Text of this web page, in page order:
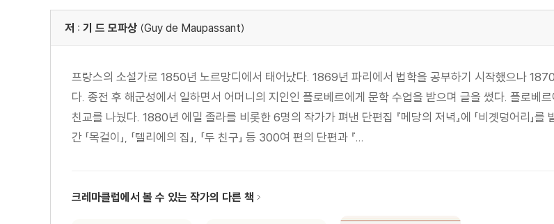
저 : 기 드 모파상 (Guy de Maupassant)
프랑스의 소설가로 1850년 노르망디에서 태어났다. 1869년 파리에서 법학을 공부하기 시작했으나
다. 종전 후 해군성에서 일하면서 어머니의 지인인 플로베르에게 문학 수업을 받으며 글을 썼다. 플로베
친교를 나눴다. 1880년 에밀 졸라를 비롯한 6명의 작가가 펴낸 단편집 『메당의 저녁』에 「비곗덩어리」
간 「목걸이」, 「텔리에의 집」, 「두 친구」 등 300여 편의 단편과 『...
크레마클럽에서 볼 수 있는 작가의 다른 책